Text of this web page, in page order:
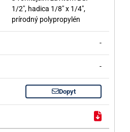
1/2", hadica 1/8" x 1/4",
prírodný polypropylén
-
-
Dopyt